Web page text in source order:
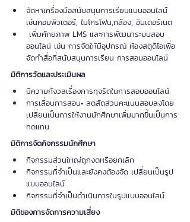
จัดหาเครื่องมือสนับสนุนการเรียนแบบออนไลน์
เช่นคอมพิวเตอร์, ไมโครโฟน,กล้อง, อินเตอร์เนต
ออนไลน์ เช่น การจัดให้มีอุปกรณ์ ห้องสตูดิโอเพื่อ
จัดทำสื่อที่สนับสนุนการเรียน การสอนออนไลน์
มิติการวัดและประเมินผล
มีความกังวลเรื่องการทุจริตในการสอบออนไลน์
การเลื่อนการสอน• ลดสัดส่วนคะแนนสอบลงโดย
เปลี่ยนเป็นการให้งานนักศึกษาเพิ่มมากขึ้นเป็นการ
ทดแทน
มิติการจัดกิจกรรมนักศึกษา
กิจกรรมส่วนใหญ่ถูกงดหรือยกเลิก
กิจกรรมที่จำเป็นและยังคงต้องจัด เปลี่ยนเป็นรูป
แบบออนไลน์
กิจกรรมที่จำเป็นดำเนินการในรูปแบบออนไลน์
มิติของการจัดการความเสี่ยง